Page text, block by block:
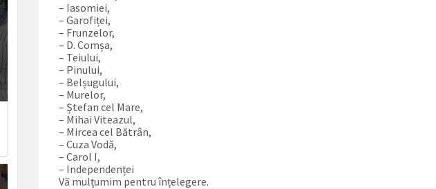
– Iasomiei,
– Garofiței,
– Frunzelor,
– D. Comșa,
– Teiului,
– Pinului,
– Belșugului,
– Murelor,
– Ștefan cel Mare,
– Mihai Viteazul,
– Mircea cel Bătrân,
– Cuza Vodă,
– Carol I,
– Independenței
Vă mulțumim pentru înțelegere.